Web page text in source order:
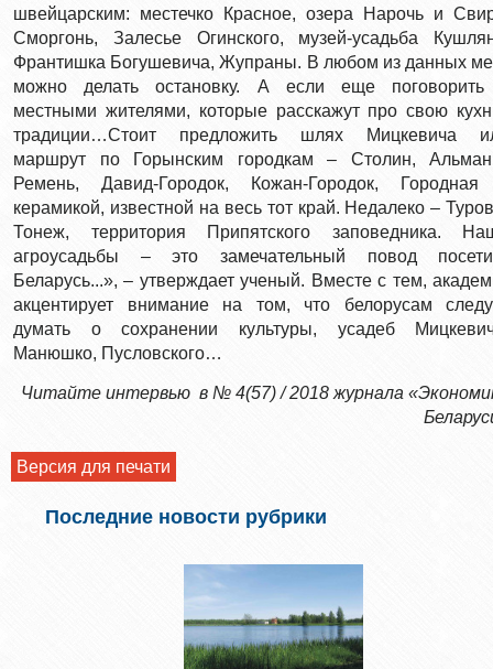
швейцарским: местечко Красное, озера Нарочь и
Сморгонь, Залесье Огинского, музей-усадьба
Франтишка Богушевича, Жупраны. В любом из данных
можно делать остановку. А если еще
местными жителями, которые расскажут про свою
традиции…Стоит предложить шлях Мицкевича
маршрут по Горынским городкам – Столин,
Ремень, Давид-Городок, Кожан-Городок,
керамикой, известной на весь тот край. Недалеко –
Тонеж, территория Припятского заповедника.
агроусадьбы – это замечательный повод
Беларусь...», – утверждает ученый. Вместе с тем,
акцентирует внимание на том, что белорусам
думать о сохранении культуры, усадеб
Манюшко, Пусловского…
Читайте интервью в № 4(57) / 2018 журнала
Версия для печати
Последние новости рубрики